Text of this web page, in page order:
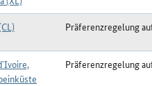
Präferenzregelung
Präferenzregelung